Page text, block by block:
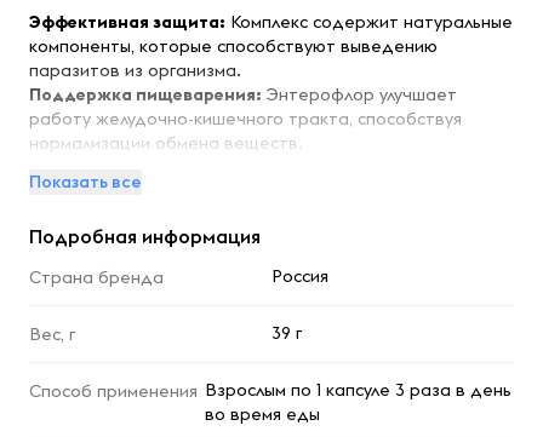
Эффективная защита: Комплекс содержит натуральные
компоненты, которые способствуют выведению
паразитов из организма.
Поддержка пищеварения: Энтерофлор улучшает
работу желудочно-кишечного тракта, способствуя
нормализации обмена веществ.
помогает повысить защитные функции организма, что
Натуральные ингредиенты:
безопасным для регулярного применения.
подходят для людей всех возрастов.
Особенности:
Комплекс антипаразитарный Энтерофлор от бренда
Показать все
Подробная информация
Страна бренда Россия
Вес, г 39 г
Способ применения Взрослым по 1 капсуле 3 раза в день
во время еды